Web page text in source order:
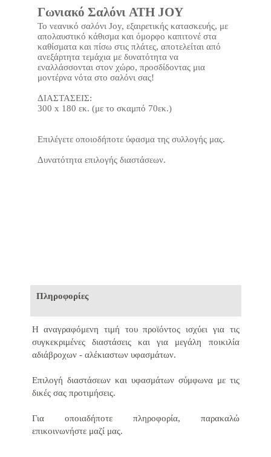
Γωνιακό Σαλόνι ATH JOY
Το νεανικό σαλόνι Joy, εξαιρετικής κατασκευής, με
απολαυστικό κάθισμα και όμορφο καπιτονέ στα
καθίσματα και πίσω στις πλάτες, αποτελείται από
ανεξάρτητα τεμάχια με δυνατότητα να
εναλλάσσονται στον χώρο, προσδίδοντας μια
μοντέρνα νότα στο σαλόνι σας!
ΔΙΑΣΤΑΣΕΙΣ:
300 x 180 εκ. (με το σκαμπό 70εκ.)
Επιλέγετε οποιοδήποτε ύφασμα της συλλογής μας.
Δυνατότητα επιλογής διαστάσεων.
Πληροφορίες
Η αναγραφόμενη τιμή του προϊόντος ισχύει για τις
συγκεκριμένες διαστάσεις και για μεγάλη ποικιλία
αδιάβροχων - αλέκιαστων υφασμάτων.
Επιλογή διαστάσεων και υφασμάτων σύμφωνα με τις
δικές σας προτιμήσεις.
Για οποιαδήποτε πληροφορία, παρακαλώ
επικοινωνήστε μαζί μας.